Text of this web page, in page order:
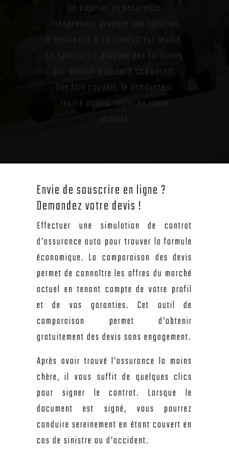
Un courtier en assurance
indépendant propose une solution
d’assurance à un conducteur résilié.
Le spécialiste propose des solutions
sur-mesure à un tarif compétitif.
Une fois couvert, le conducteur
résilié pourra rouler en toute
sérénité.
Envie de souscrire en ligne ?
Demandez votre devis !
Effectuer une simulation de contrat
d’assurance auto pour trouver la formule
économique. La comparaison des devis
permet de connaître les offres du marché
actuel en tenant compte de votre profil
et de vos garanties. Cet outil de
comparaison permet d’obtenir
gratuitement des devis sans engagement.
Après avoir trouvé l’assurance la moins
chère, il vous suffit de quelques clics
pour signer le contrat. Lorsque le
document est signé, vous pourrez
conduire sereinement en étant couvert en
cas de sinistre ou d’accident.